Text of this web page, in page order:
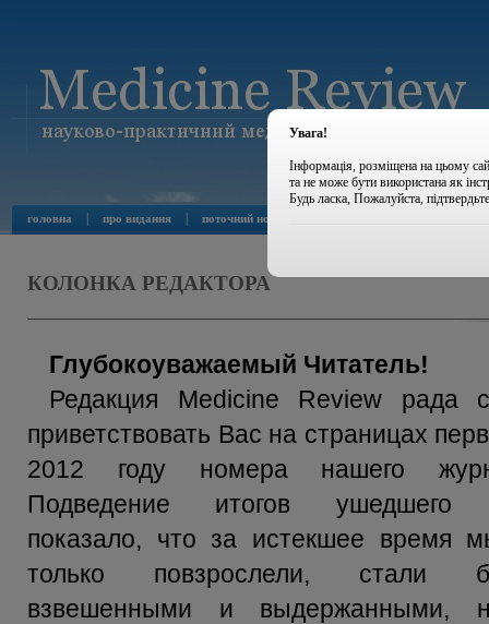
головна про видання поточний номер
КОЛОНКА РЕДАКТОРА
Глубокоуважаемый Читатель!
Редакция Medicine Review рада
приветствовать Вас на страницах
2012 году номера нашего
Подведение итогов ушедшего
показало, что за истекшее время
только повзрослели, стали
взвешенными и выдержанными,
Увага!
Інформація, розміщена на цьому
та не може бути використана як
Будь ласка, Пожалуйста,